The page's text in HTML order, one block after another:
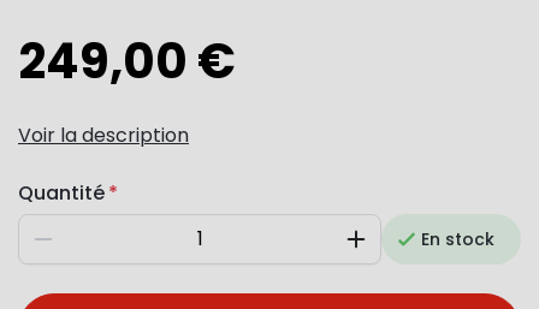
249,00 €
Voir la description
Quantité
Diminuer AugmenterEn stock